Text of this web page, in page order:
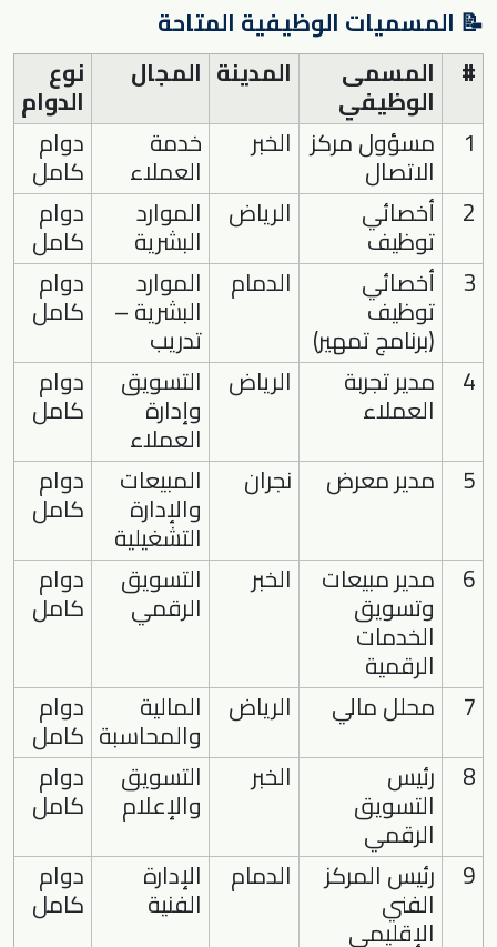
📝 المسميات الوظيفية المتاحة
#
المسمى
الوظيفي
المدينة المجال نوع
الدوام
1
مسؤول مركز
الاتصال
الخبر خدمة
العملاء
دوام
كامل
2
أخصائي
توظيف
الرياض الموارد
البشرية
دوام
كامل
3
أخصائي
توظيف
(برنامج تمهير)
الدمام الموارد
البشرية –
تدريب
دوام
كامل
4
مدير تجربة
العملاء
الرياض التسويق
وإدارة
العملاء
دوام
كامل
5
مدير معرض نجران المبيعات
والإدارة
التشغيلية
دوام
كامل
6
مدير مبيعات
وتسويق
الخدمات
الرقمية
الخبر التسويق
الرقمي
دوام
كامل
7 محلل مالي الرياض المالية
والمحاسبة
دوام
كامل
8
رئيس
التسويق
الرقمي
الخبر التسويق
والإعلام
دوام
كامل
9
رئيس المركز
الفني
الإقليمي
الدمام الإدارة
الفنية
دوام
كامل